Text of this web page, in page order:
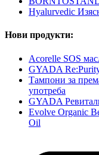
Hyalurvedic
Нови продукти:
Acorelle SOS
GYADA
Тампони за
употреба
GYADA
Evolve Organic
Oil